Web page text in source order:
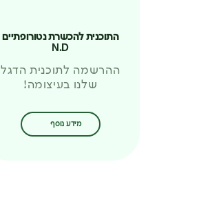
התוכנית להכשרת נטורופתיים
N.D
ההרשמה לתוכנית הדגל
שלנו בעיצומה!
מידע נוסף